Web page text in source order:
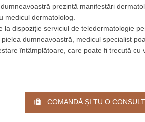
prezintă manifestări
medicul dermatololog.
la dispoziție serviciul de teledermatologie
dumneavoastră, medicul specialist
întâmplătoare, care poate fi trecută
COMANDĂ ȘI TU O